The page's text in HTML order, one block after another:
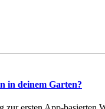
in deinem Garten?